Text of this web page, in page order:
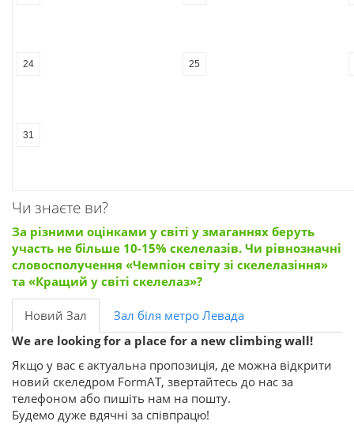
24 25
31
Чи знаєте ви?
За різними оцінками у світі у змаганнях беруть
участь не більше 10-15% скелелазів. Чи рівнозначні
словосполучення «Чемпіон світу зі скелелазіння»
та «Кращий у світі скелелаз»?
Новий Зал
Зал біля метро Левада
We are looking for a place for a new climbing wall!
Якщо у вас є актуальна пропозиція, де можна відкрити
новий скеледром FormAT, звертайтесь до нас за
телефоном або пишіть нам на пошту.
Будемо дуже вдячні за співпрацю!